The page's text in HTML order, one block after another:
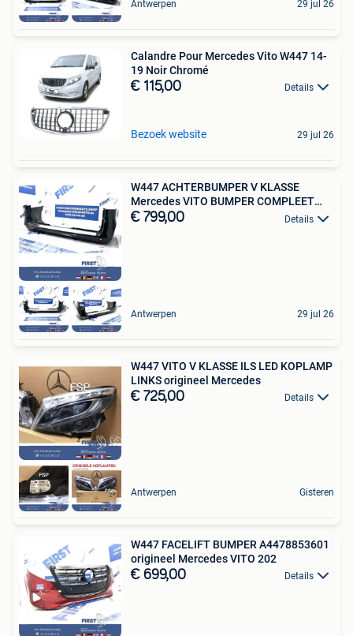
Antwerpen 29 jul 26
Calandre Pour Mercedes Vito W447 14-
19 Noir Chromé
€ 115,00 Details
Bezoek website 29 jul 26
W447 ACHTERBUMPER V KLASSE
Mercedes VITO BUMPER COMPLEET
ZWA
€ 799,00 Details
Antwerpen 29 jul 26
W447 VITO V KLASSE ILS LED KOPLAMP
LINKS origineel Mercedes
€ 725,00 Details
Antwerpen Gisteren
W447 FACELIFT BUMPER A4478853601
origineel Mercedes VITO 202
€ 699,00 Details